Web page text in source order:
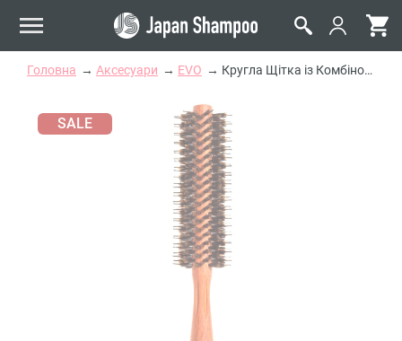
Головна Аксесуари EVO Кругла Щітка із Комбінованою Щетиною (Спайк) Evo Nylon Pin Bristle Radial Brush 14mm
SALE